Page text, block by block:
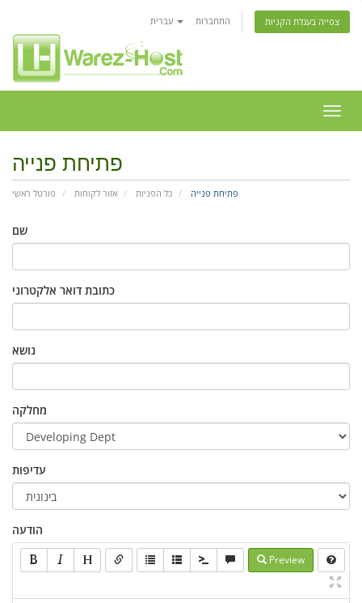
התחברות צפייה בעגלת הקניות
ניווט
פתיחת פנייה
פורטל ראשי אזור לקוחות כל הפניות פתיחת פנייה
שם
כתובת דואר אלקטרוני
נושא
מחלקה
עדיפות
הודעה
Preview